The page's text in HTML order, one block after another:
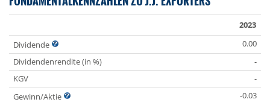
2023
Dividende
0.00
Dividendenrendite (in %)
-
KGV
-
Gewinn/Aktie
-0.03